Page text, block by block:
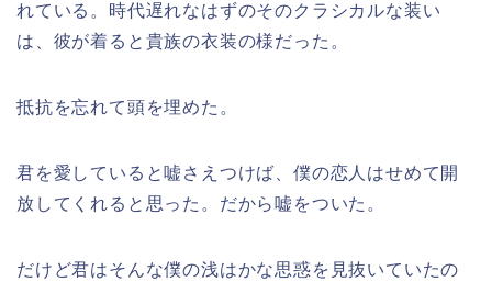
れている。時代遅れなはずのそのクラシカルな装い
は、彼が着ると貴族の衣装の様だった。
抵抗を忘れて頭を埋めた。
君を愛していると嘘さえつけば、僕の恋人はせめて開
放してくれると思った。だから嘘をついた。
だけど君はそんな僕の浅はかな思惑を見抜いていたの